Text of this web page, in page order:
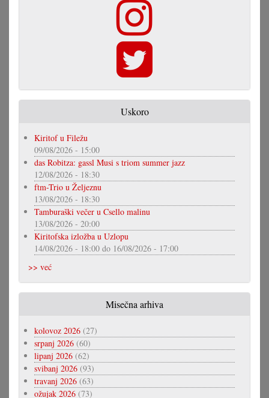
Uskoro
Kiritof u Filežu
09/08/2026 - 15:00
das Robitza: gassl Musi s triom summer jazz
12/08/2026 - 18:30
ftm-Trio u Željeznu
13/08/2026 - 18:30
Tamburaški večer u Csello malinu
13/08/2026 - 20:00
Kiritofska izložba u Uzlopu
14/08/2026 - 18:00 do 16/08/2026 - 17:00
>> već
Misečna arhiva
kolovoz 2026 (27)
srpanj 2026 (60)
lipanj 2026 (62)
svibanj 2026 (93)
travanj 2026 (63)
ožujak 2026 (73)